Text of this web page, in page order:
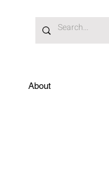
About